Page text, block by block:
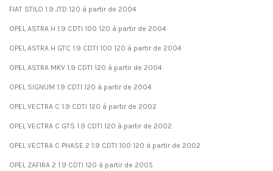
FIAT STILO 1.9 JTD 120 à partir de 2004
OPEL ASTRA H 1.9 CDTI 100 120 à partir de 2004
OPEL ASTRA H GTC 1.9 CDTI 100 120 à partir de 2004
OPEL ASTRA MKV 1.9 CDTI 120 à partir de 2004
OPEL SIGNUM 1.9 CDTI 120 à partir de 2004
OPEL VECTRA C 1.9 CDTI 120 à partir de 2002
OPEL VECTRA C GTS 1.9 CDTI 120 à partir de 2002
OPEL VECTRA C PHASE 2 1.9 CDTI 100 120 à partir de 2002
OPEL ZAFIRA 2 1.9 CDTI 120 à partir de 2005